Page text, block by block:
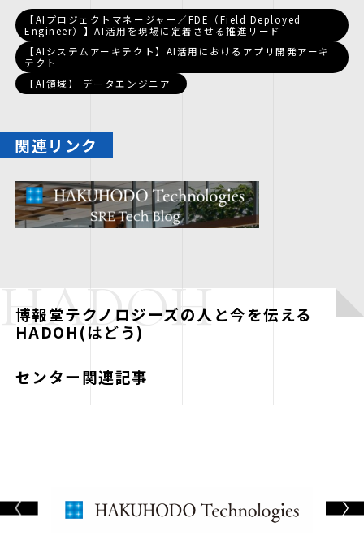
【AIプロジェクトマネージャー／FDE（Field Deployed
Engineer）】AI活用を現場に定着させる推進リード
【AIシステムアーキテクト】AI活用におけるアプリ開発アーキ
テクト
【AI領域】 データエンジニア
関連リンク
HADOH
博報堂テクノロジーズの人と今を伝える
HADOH(はどう)
センター関連記事